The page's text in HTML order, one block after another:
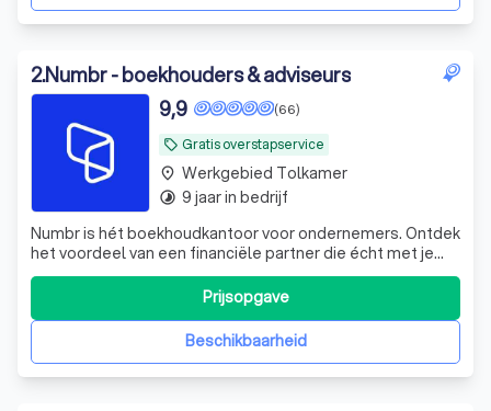
2.Numbr - boekhouders & adviseurs
local_offer Gratis overstapservice
(66)
9,9
Numbr is hét boekhoudkantoor voor ondernemers. Ontdek
het voordeel van een financiële partner die écht met je
meedenkt. En dat voor een vast bedrag per maand,
zonder verrassingen. Stap nu gratis over.
Beschikbaarheid
Prijsopgave
place Werkgebied Tolkamer
timelapse 9 jaar in bedrijf